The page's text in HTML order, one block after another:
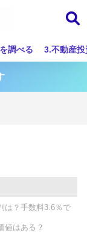
調べる 3.不動産
は？手数料3.6％で
値はある？